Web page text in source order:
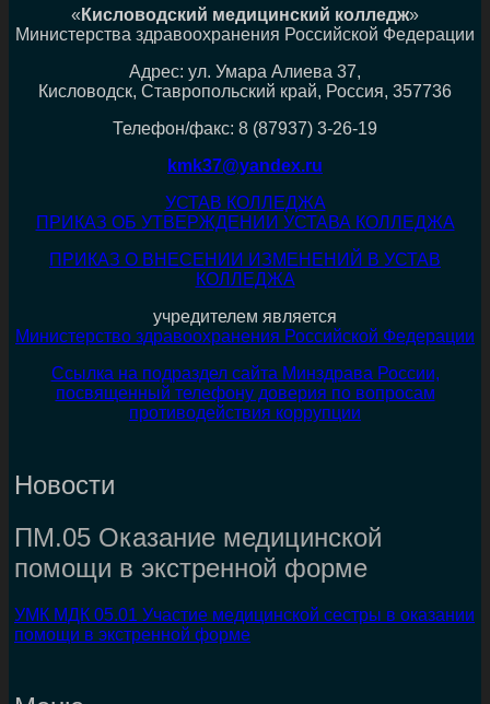
« Кисловодский медицинский колледж»
Министерства здравоохранения Российской Федерации
Адрес: ул. Умара Алиева 37,
Кисловодск, Ставропольский край, Россия, 357736
Телефон/факс: 8 (87937) 3-26-19
kmk37@yandex.ru
УСТАВ КОЛЛЕДЖА
ПРИКАЗ ОБ УТВЕРЖДЕНИИ УСТАВА КОЛЛЕДЖА
ПРИКАЗ О ВНЕСЕНИИ ИЗМЕНЕНИЙ В УСТАВ
КОЛЛЕДЖА
учредителем является
Министерство здравоохранения Российской Федерации
Ссылка на подраздел сайта Минздрава России,
посвященный телефону доверия по вопросам
противодействия коррупции
Новости
ПМ.05 Оказание медицинской
помощи в экстренной форме
УМК МДК 05.01 Участие медицинской сестры в оказании
помощи в экстренной форме